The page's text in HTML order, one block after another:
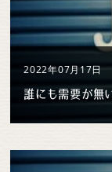
2022年07月17日